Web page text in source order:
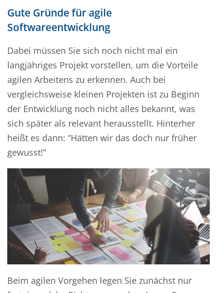
Gute Gründe für agile
Softwareentwicklung
Dabei müssen Sie sich noch nicht mal ein
langjähriges Projekt vorstellen, um die Vorteile
agilen Arbeitens zu erkennen. Auch bei
vergleichsweise kleinen Projekten ist zu Beginn
der Entwicklung noch nicht alles bekannt, was
sich später als relevant herausstellt. Hinterher
heißt es dann: “Hätten wir das doch nur früher
gewusst!”
Beim agilen Vorgehen legen Sie zunächst nur